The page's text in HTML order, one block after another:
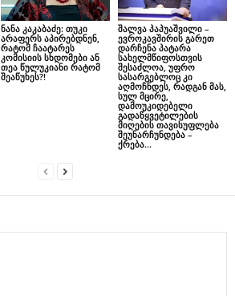
ნანა კაკაბაძე: თუკი
არაფერს აპირებდნენ,
რატომ ჩაატარეს
კომისიის სხდომები ან
თეა წულუკიანი რატომ
შეაწუხეს?!
შალვა პაპუაშვილი –
ევროკავშირის გარეთ
დარჩენა პატარა
სახელმწიფოსთვის
შესაძლოა, უფრო
სასარგებლოც კი
აღმოჩნდეს, რადგან მას,
სულ მცირე,
დამოუკიდებელი
გადაწყვეტილების
მიღების თავისუფლება
შეუნარჩუნდება –
ქრება...